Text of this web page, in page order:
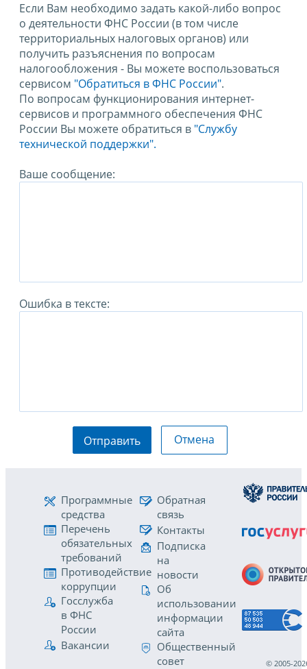
Если Вам необходимо задать какой-либо вопрос
о деятельности ФНС России (в том числе
территориальных налоговых органов) или
получить разъяснения по вопросам
налогообложения - Вы можете воспользоваться
сервисом "Обратиться в ФНС России".
По вопросам функционирования интернет-
сервисов и программного обеспечения ФНС
России Вы можете обратиться в "Службу
технической поддержки".
Ваше сообщение:
Ошибка в тексте:
Отправить Отмена
Программные
средства
Перечень
обязательных
требований
Противодействие
коррупции
Госслужба
в ФНС
России
Вакансии
Обратная
связь
Контакты
Подписка
на
новости
Об
использовании
информации
сайта
Общественный
совет
© 2005-